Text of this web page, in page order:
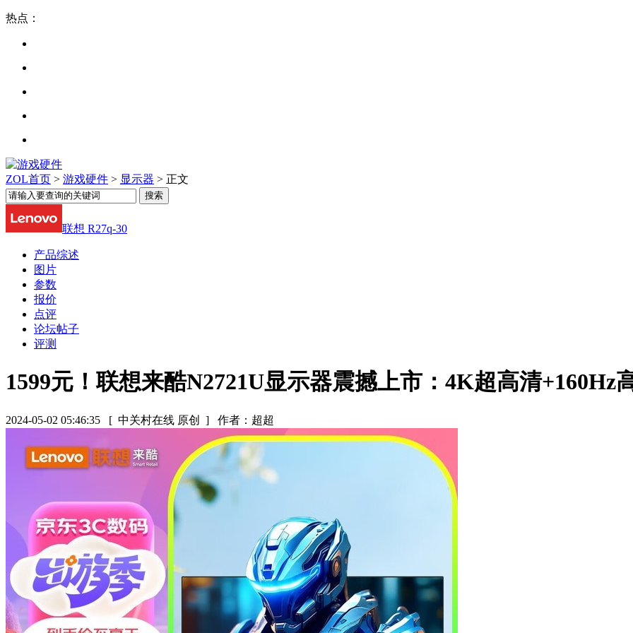
热点：
ZOL首页 > 游戏硬件 > 显示器 > 正文
联想 R27q-30
产品综述
图片
参数
报价
点评
论坛帖子
评测
1599元！联想来酷N2721U显示器震撼上市：4K超高清+160Hz
2024-05-02 05:46:35 [ 中关村在线 原创 ] 作者：超超